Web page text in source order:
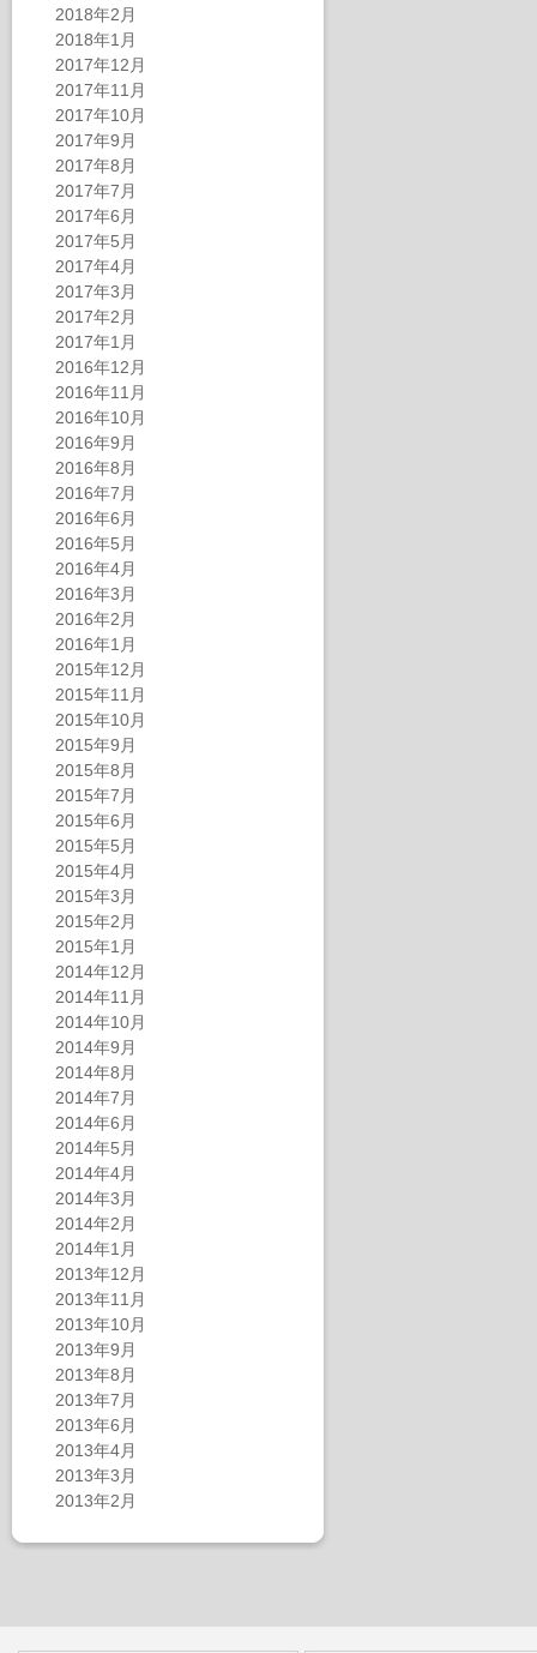
2018年2月
2018年1月
2017年12月
2017年11月
2017年10月
2017年9月
2017年8月
2017年7月
2017年6月
2017年5月
2017年4月
2017年3月
2017年2月
2017年1月
2016年12月
2016年11月
2016年10月
2016年9月
2016年8月
2016年7月
2016年6月
2016年5月
2016年4月
2016年3月
2016年2月
2016年1月
2015年12月
2015年11月
2015年10月
2015年9月
2015年8月
2015年7月
2015年6月
2015年5月
2015年4月
2015年3月
2015年2月
2015年1月
2014年12月
2014年11月
2014年10月
2014年9月
2014年8月
2014年7月
2014年6月
2014年5月
2014年4月
2014年3月
2014年2月
2014年1月
2013年12月
2013年11月
2013年10月
2013年9月
2013年8月
2013年7月
2013年6月
2013年4月
2013年3月
2013年2月